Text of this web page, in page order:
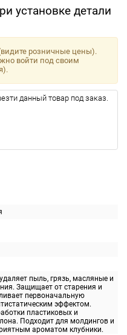
установке детали
пыль, грязь, масляные и
Защищает от старения и
первоначальную
эффектом.
пластиковых и
Подходит для молдингов и
ароматом клубники.
розничные цены).
войти под своим
данный товар под заказ.